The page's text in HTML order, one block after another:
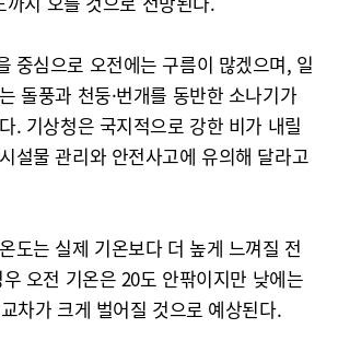
중심으로 오전에는 구름이 많겠으며, 일
돌풍과 천둥·번개를 동반한 소나기가
. 기상청은 국지적으로 강한 비가 내릴
설물 관리와 안전사고에 유의해 달라고
도는 실제 기온보다 더 높게 느껴질 전
오전 기온은 20도 안팎이지만 낮에는
차가 크게 벌어질 것으로 예상된다.